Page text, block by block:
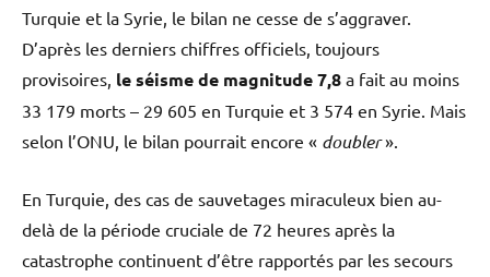
Turquie et la Syrie, le bilan ne cesse de s’aggraver.
D’après les derniers chiffres officiels, toujours
provisoires, le séisme de magnitude 7,8 a fait au moins
33 179 morts – 29 605 en Turquie et 3 574 en Syrie. Mais
selon l’ONU, le bilan pourrait encore « doubler».
En Turquie, des cas de sauvetages miraculeux bien au-
delà de la période cruciale de 72 heures après la
catastrophe continuent d’être rapportés par les secours